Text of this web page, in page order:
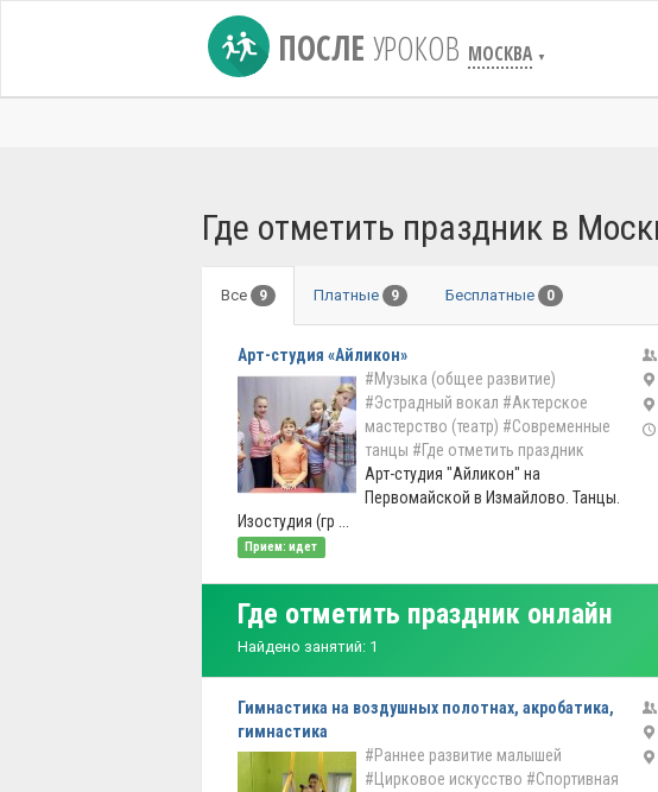
ПОСЛЕ УРОКОВ МОСКВА ▼
Где отметить праздник в
Все 9 Платные 9 Бесплатные 0
Арт-студия «Айликон»
#Музыка (общее развитие)
#Эстрадный вокал #Актерское
мастерство (театр) #Современные
танцы #Где отметить праздник
Арт-студия "Айликон" на
Первомайской в Измайлово. Танцы.
Изостудия (гр ...
Прием: идет
Где отметить праздник онлайн
Найдено занятий: 1
Гимнастика на воздушных полотнах, акробатика,
гимнастика
#Раннее развитие малышей
#Цирковое искусство #Спортивная